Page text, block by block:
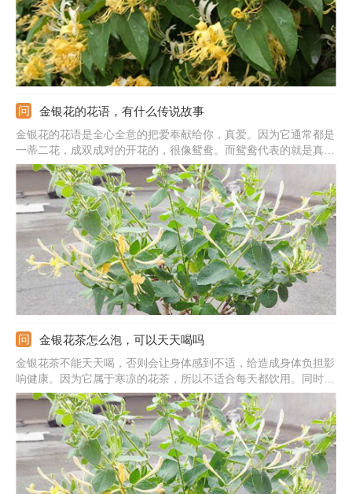
金银花的花语，有什么传说故事
金银花的花语是全心全意的把爱奉献给你，真爱。因为它通常都是
一蒂二花，成双成对的开花的，很像鸳鸯。而鸳鸯代表的就是真
爱。此外，还寓意着厚道。因为不仅是一种花卉，还是一种药材，
药用价值比较高，很像人的厚道品质。另外，关于它还有浪漫的传
说故事。
金银花茶怎么泡，可以天天喝吗
金银花茶不能天天喝，否则会让身体感到不适，给造成身体负担影
响健康。因为它属于寒凉的花茶，所以不适合每天都饮用。同时，
夏季天气炎热，身体容易出现中暑以及口感等情况，服用金银花能
够起到生津止渴以及清热解毒的作用，但其它季节尽量还是减少饮
用频次，不然会让身体感到不适。